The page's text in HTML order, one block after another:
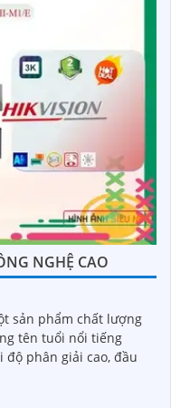
NGHỆ CAO
sản phẩm chất lượng
tên tuổi nổi tiếng